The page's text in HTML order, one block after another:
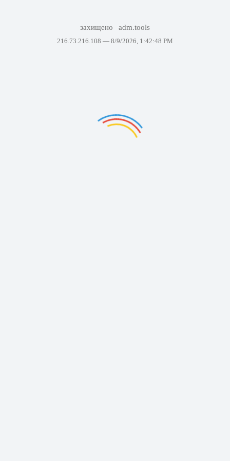
захищено adm.tools
216.73.216.108 — 8/9/2026, 1:42:48 PM